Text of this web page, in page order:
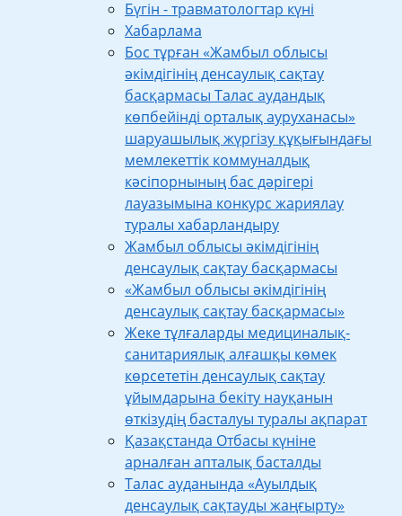
Бүгін - травматологтар күні
Хабарлама
Бос тұрған «Жамбыл облысы
әкімдігінің денсаулық сақтау
басқармасы Талас аудандық
көпбейінді орталық ауруханасы»
шаруашылық жүргізу құқығындағы
мемлекеттік коммуналдық
кәсіпорнының бас дәрігері
лауазымына конкурс жариялау
туралы хабарландыру
Жамбыл облысы әкімдігінің
денсаулық сақтау басқармасы
«Жамбыл облысы әкімдігінің
денсаулық сақтау басқармасы»
Жеке тұлғаларды медициналық-
санитариялық алғашқы көмек
көрсететін денсаулық сақтау
ұйымдарына бекіту науқанын
өткізудің басталуы туралы ақпарат
Қазақстанда Отбасы күніне
арналған апталық басталды
Талас ауданында «Ауылдық
денсаулық сақтауды жаңғырту»